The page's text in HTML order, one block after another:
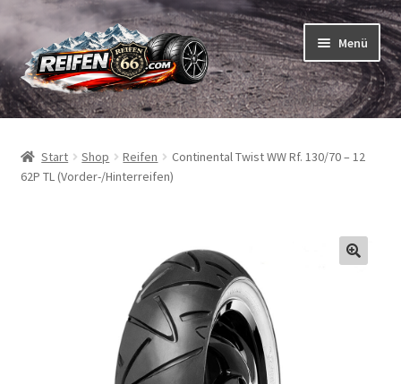
Zur
Navigation
springen
Zum
Inhalt
springen
Menü
Reifen
Schläuche
Start Shop Reifen
Continental Twist WW Rf. 130/70 – 12
62P TL (Vorder-/Hinterreifen)